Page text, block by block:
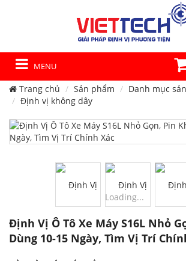
MENU
Trang chủ Sản phẩm
Danh mục
Định vị không dây
Loading...
Định Vị Ô Tô Xe Máy S16L Nhỏ
Dùng 10-15 Ngày, Tìm Vị Trí